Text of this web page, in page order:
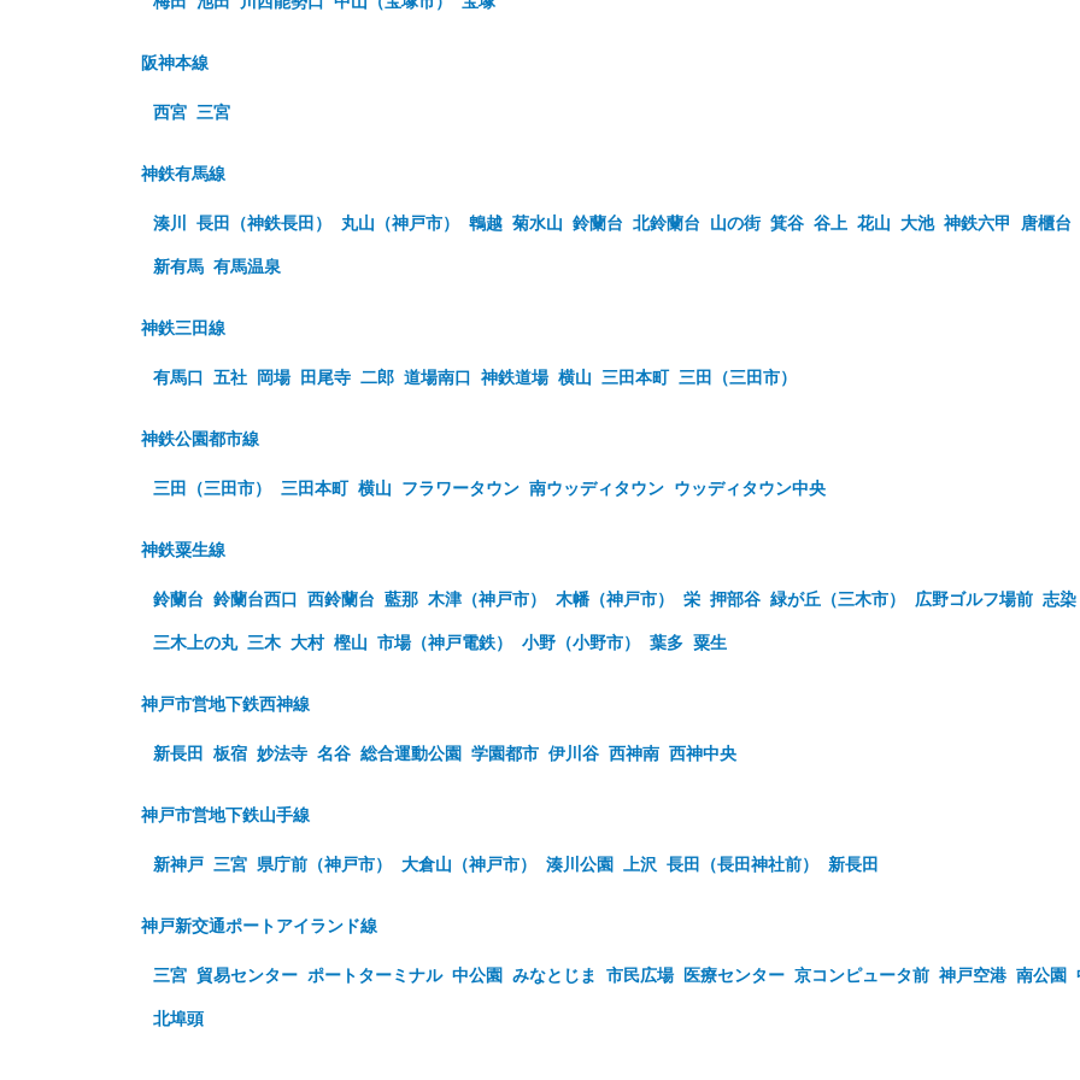
阪神本線
西宮 三宮
神鉄有馬線
湊川 長田（神鉄長田） 丸山（神戸市） 鵯越 菊水山 鈴蘭台 北鈴蘭台 山の街 箕谷 谷上 花山 大池 神鉄六甲 唐櫃台
新有馬 有馬温泉
神鉄三田線
有馬口 五社 岡場 田尾寺 二郎 道場南口 神鉄道場 横山 三田本町 三田（三田市）
神鉄公園都市線
三田（三田市） 三田本町 横山 フラワータウン 南ウッディタウン ウッディタウン中央
神鉄粟生線
鈴蘭台 鈴蘭台西口 西鈴蘭台 藍那 木津（神戸市） 木幡（神戸市） 栄 押部谷 緑が丘（三木市） 広野ゴルフ場前 志染
三木上の丸 三木 大村 樫山 市場（神戸電鉄） 小野（小野市） 葉多 粟生
神戸市営地下鉄西神線
新長田 板宿 妙法寺 名谷 総合運動公園 学園都市 伊川谷 西神南 西神中央
神戸市営地下鉄山手線
新神戸 三宮 県庁前（神戸市） 大倉山（神戸市） 湊川公園 上沢 長田（長田神社前） 新長田
神戸新交通ポートアイランド線
三宮 貿易センター ポートターミナル 中公園 みなとじま 市民広場 医療センター 京コンピュータ前 神戸空港 南公園
北埠頭